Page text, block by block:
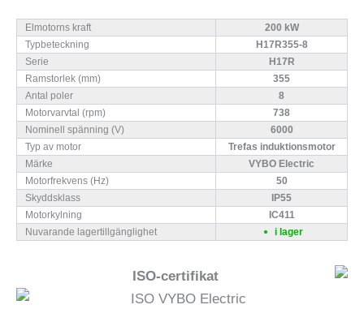
Elmotorns kraft
200 kW
Typbeteckning
H17R355-8
Serie
H17R
Ramstorlek (mm)
355
Antal poler
8
Motorvarvtal (rpm)
738
Nominell spänning (V)
6000
Typ av motor
Trefas induktionsmotor
Märke
VYBO Electric
Motorfrekvens (Hz)
50
Skyddsklass
IP55
Motorkylning
IC411
Nuvarande lagertillgänglighet
i lager
ISO-certifikat